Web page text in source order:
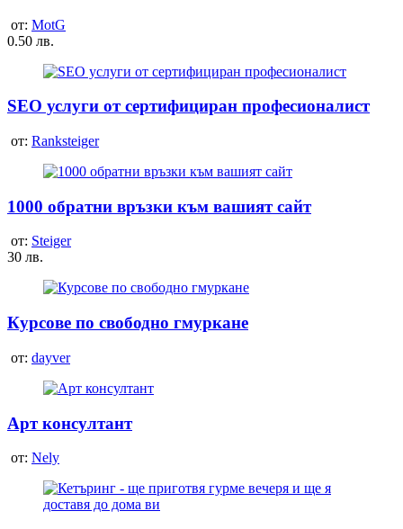
от: MotG
0.50 лв.
SEO услуги от сертифициран професионалист
от: Ranksteiger
1000 обратни връзки към вашият сайт
от: Steiger
30 лв.
Курсове по свободно гмуркане
от: dayver
Арт консултант
от: Nely